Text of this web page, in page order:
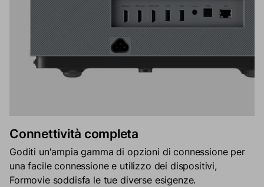
Connettività completa
Goditi un'ampia gamma di opzioni di connessione per
una facile connessione e utilizzo dei dispositivi,
Formovie soddisfa le tue diverse esigenze.